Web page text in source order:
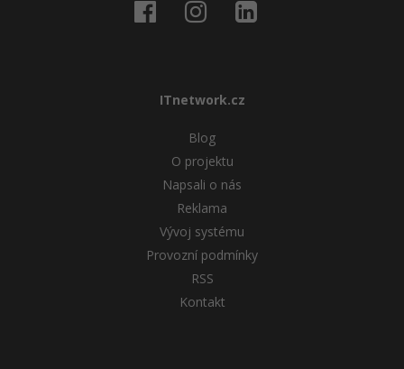
ITnetwork.cz
Blog
O projektu
Napsali o nás
Reklama
Vývoj systému
Provozní podmínky
RSS
Kontakt